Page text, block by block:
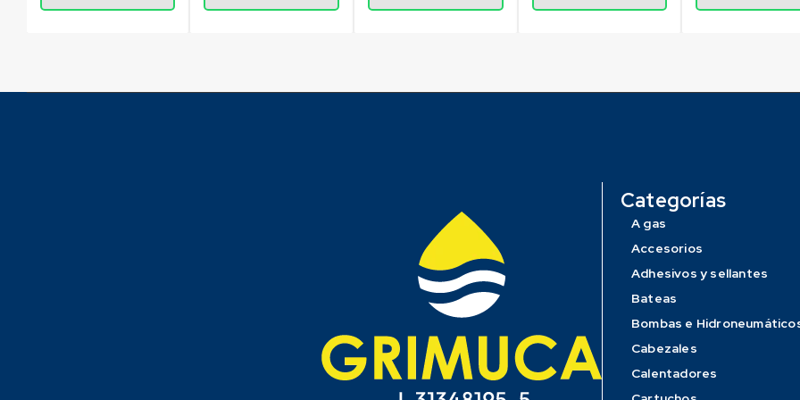
Categorías
A gas
Accesorios
Adhesivos y sellantes
Bateas
Bombas e
Cabezales
Calentadores